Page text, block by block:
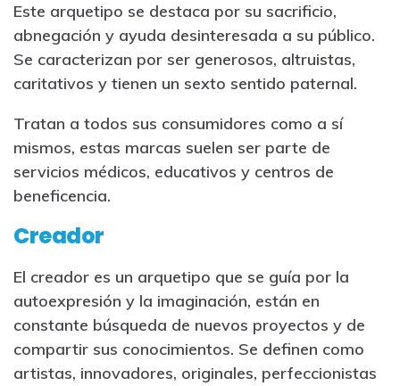
Este arquetipo se destaca por su sacrificio,
abnegación y ayuda desinteresada a su público.
Se caracterizan por ser generosos, altruistas,
caritativos y tienen un sexto sentido paternal.
Tratan a todos sus consumidores como a sí
mismos, estas marcas suelen ser parte de
servicios médicos, educativos y centros de
beneficencia.
Creador
El creador es un arquetipo que se guía por la
autoexpresión y la imaginación, están en
constante búsqueda de nuevos proyectos y de
compartir sus conocimientos. Se definen como
artistas, innovadores, originales, perfeccionistas